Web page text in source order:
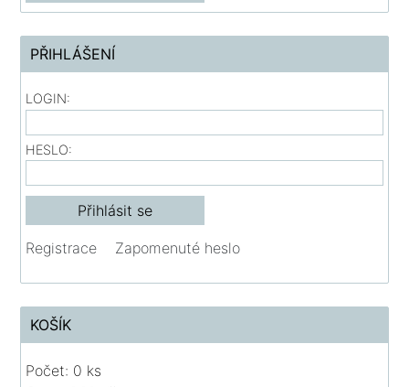
PŘIHLÁŠENÍ
LOGIN:
HESLO:
Registrace Zapomenuté heslo
KOŠÍK
Počet: 0 ks